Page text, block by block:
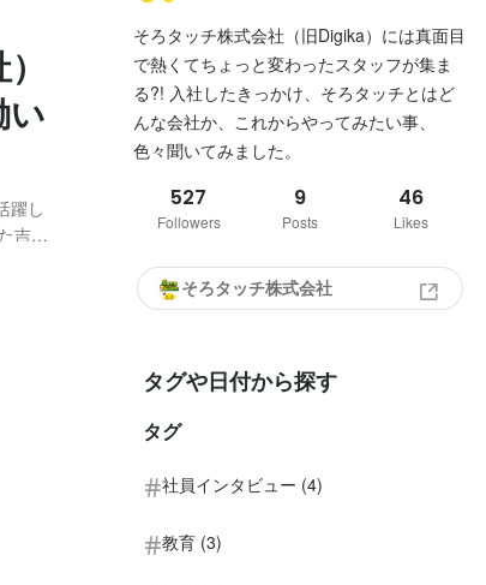
い
躍し
吉津
そろタッチ株式会社（旧Digika）には真面目
で熱くてちょっと変わったスタッフが集ま
る?! 入社したきっかけ、そろタッチとはど
んな会社か、これからやってみたい事、
色々聞いてみました。
527
Followers
9
Posts
46
Likes
そろタッチ株式会社
タグや日付から探す
タグ
社員インタビュー (4)
教育 (3)